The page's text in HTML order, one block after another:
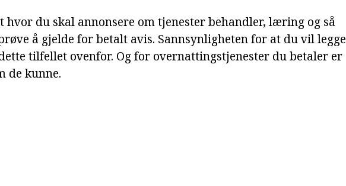
hvor du skal annonsere om tjenester behandler, læring og så
å gjelde for betalt avis. Sannsynligheten for at du vil legge
tilfellet ovenfor. Og for overnattingstjenester du betaler er
de kunne.